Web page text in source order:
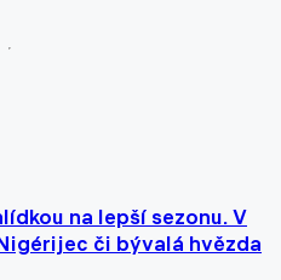
na lepší sezonu. V
či bývalá hvězda